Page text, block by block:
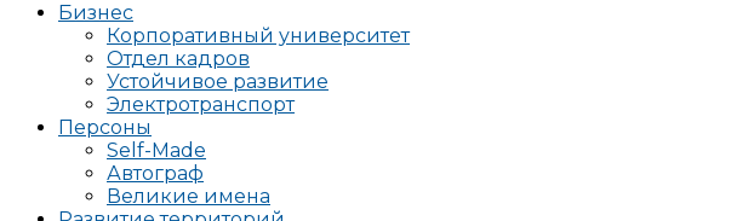
Бизнес
Корпоративный университет
Отдел кадров
Устойчивое развитие
Электротранспорт
Персоны
Self-Made
Автограф
Великие имена